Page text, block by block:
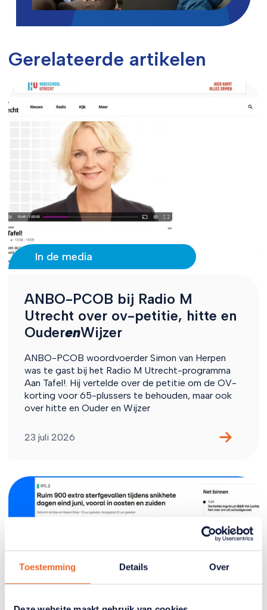
Toestemming Details Over
Gerelateerde artikelen
In de media
ANBO-PCOB bij Radio M
Utrecht over ov-petitie, hitte en
OuderenWijzer
ANBO-PCOB woordvoerder Simon van Herpen
was te gast bij het Radio M Utrecht-programma
Aan Tafel!. Hij vertelde over de petitie om de OV-
korting voor 65-plussers te behouden, maar ook
over hitte en Ouder en Wijzer
23 juli 2026